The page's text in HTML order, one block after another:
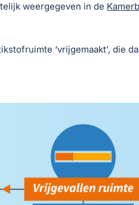
weergegeven in de
‘vrijgemaakt’, die